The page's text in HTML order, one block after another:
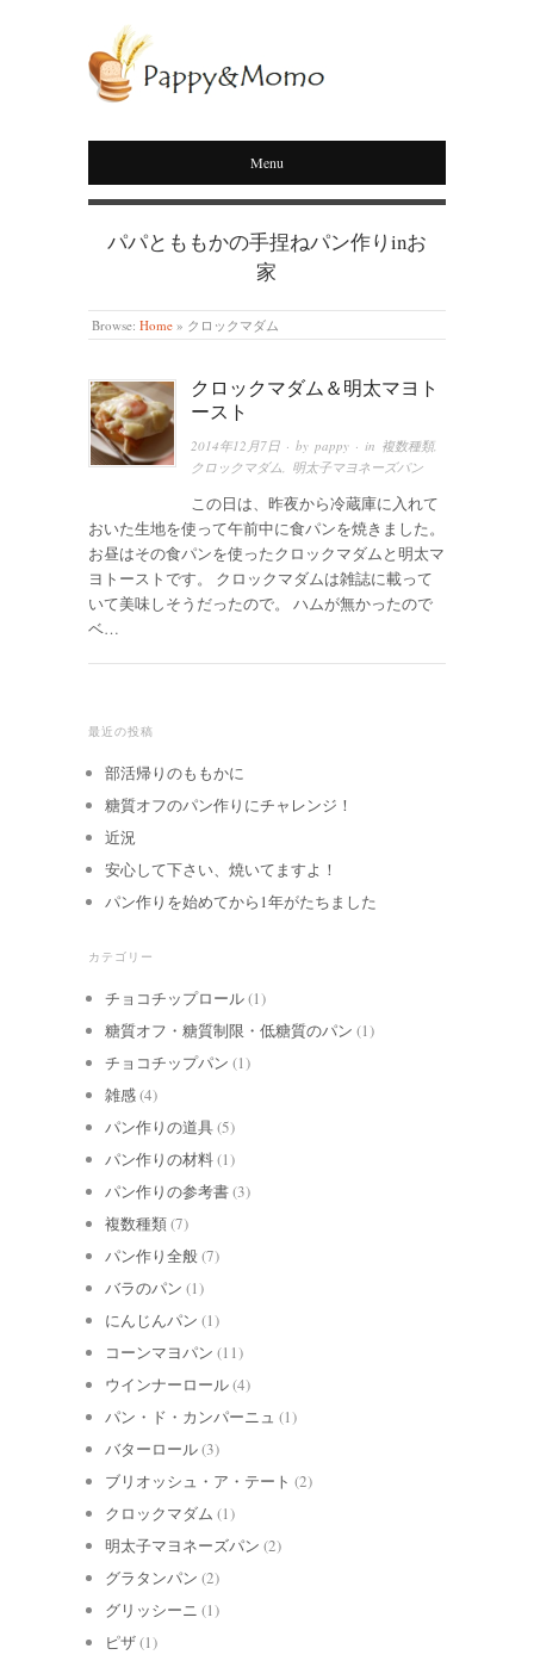
PAPPY&MOMO
Menu
パパとももかの手捏ねパン作りinお
家
Browse: Home » クロックマダム
クロックマダム＆明太マヨト
ースト
2014年12月7日 · bypappy · in 複数種類,
クロックマダム
明太子マヨネーズパン
この日は、昨夜から冷蔵庫に入れて
おいた生地を使って午前中に食パンを焼きました。
お昼はその食パンを使ったクロックマダムと明太マ
ヨトーストです。 クロックマダムは雑誌に載って
いて美味しそうだったので。 ハムが無かったので
ベ…
最近の投稿
部活帰りのももかに
糖質オフのパン作りにチャレンジ！
近況
安心して下さい、焼いてますよ！
パン作りを始めてから1年がたちました
カテゴリー
チョコチップロール(1)
糖質オフ・糖質制限・低糖質のパン (1)
チョコチップパン (1)
雑感(4)
パン作りの道具(5)
パン作りの材料(1)
パン作りの参考書(3)
複数種類(7)
パン作り全般 (7)
バラのパン (1)
にんじんパン (1)
コーンマヨパン (11)
ウインナーロール(4)
パン・ド・カンパーニュ (1)
バターロール(3)
ブリオッシュ・ア・テート (2)
クロックマダム (1)
明太子マヨネーズパン (2)
グラタンパン (2)
グリッシーニ (1)
ピザ(1)